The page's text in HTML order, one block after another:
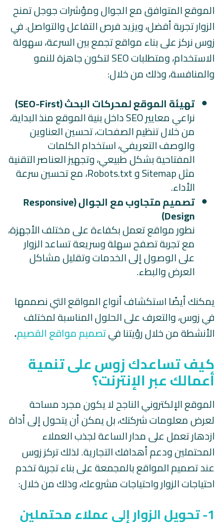
الموقع المتوافق مع الجوال ومؤشرات جوجل تمنح
الزوار تجربة أفضل، ويزيد فرص التفاعل والتواصل. في
زوس نركز على بناء مواقع تجمع بين السرعة، سهولة
الاستخدام، ومتطلبات SEO لتكون جاهزة للنمو
والمنافسة، وذلك من خلال:
تهيئة الموقع لمحركات البحث (SEO-First)
نراعي معايير SEO داخل بنية الموقع منذ البداية،
من خلال تنظيم الصفحات، تحسين العناوين
والوصف التعريفي، استخدام الكلمات
المفتاحية بشكل طبيعي، وتجهيز العناصر التقنية
مثل Sitemap و Robots.txt، مع تحسين سرعة
الأداء.
تصميم متجاوب مع الجوال (Responsive
Design)
نطور مواقع تعمل بكفاءة على مختلف الأجهزة،
مع تجربة تصفح سهلة وسريعة تساعد الزوار
على الوصول إلى الخدمات وتقليل مشاكل
العرض والبطء.
يمكنك أيضًا استكشاف أنواع المواقع التي نصممها
في زوس، والتعرف على الحلول المناسبة لمختلف
الأنشطة من خلال رؤيتنا فيتصميم مواقع القصيم.
كيف تساعدك زوس على تنمية
أعمالك عبر الإنترنت؟
الموقع الإلكتروني الناجح لا يكون مجرد مساحة
لعرض معلومات شركتك، بل يمكن أن يتحول إلى أداة
ازدهار تعمل على مدار الساعة لجذب العملاء
المحتملين ودعم أهدافك التجارية. لذلك تركز زوس
عند تصميم المواقع بالمجمعة على بناء تجربة تخدم
احتياجات الزوار واحتياجات مشروعك، وذلك من خلال:
1- تحويل الزوار إلى عملاء محتملين